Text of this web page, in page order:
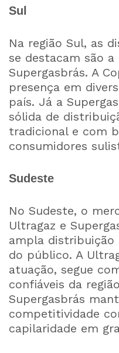
Sul
Na região Sul, as
se destacam são a
Supergasbrás. A
presença em
país. Já a
sólida de
tradicional e com
consumidores
Sudeste
No Sudeste, o
Ultragaz e
ampla
do público. A
atuação, segue
confiáveis da
Supergasbrás
competitividade
capilaridade em